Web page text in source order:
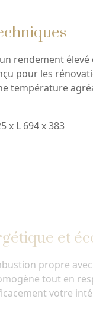
rendement
pour les
température
x L 694 x 383
et
propre
tout en
votre